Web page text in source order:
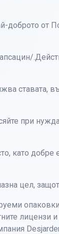
доброто от
ставата,
при
като добре
цел,
лицензи и